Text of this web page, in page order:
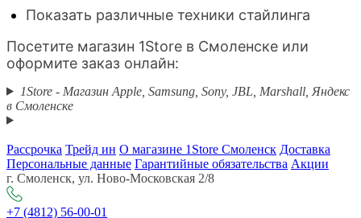
Показать различные техники стайлинга
Посетите магазин 1Store в Смоленске или
оформите заказ онлайн:
1Store - Магазин Apple, Samsung, Sony, JBL, Marshall, Яндекс
в Смоленске
Рассрочка Трейд ин О магазине 1Store Смоленск Доставка
Персональные данные Гарантийные обязательства Акции
г. Смоленск, ул. Ново-Московская 2/8
+7 (4812) 56-00-01